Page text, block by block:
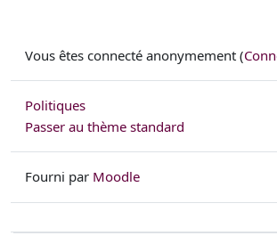
Vous êtes connecté anonymement (
Politiques
Passer au thème standard
Fourni par Moodle